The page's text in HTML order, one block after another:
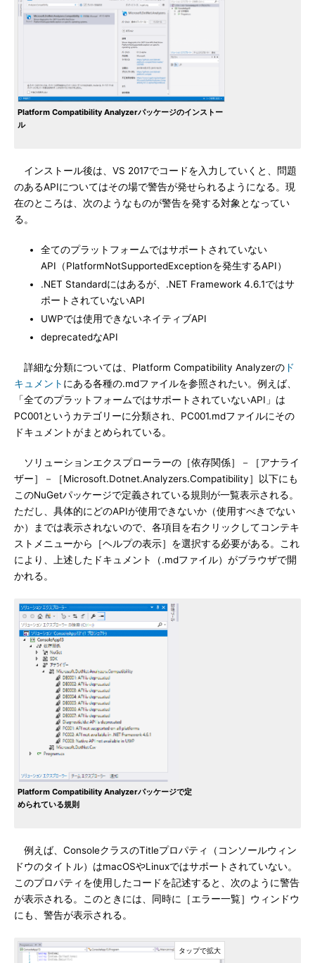
Platform Compatibility Analyzerパッケージのインストー
ル
インストール後は、VS 2017でコードを入力していくと、問題
のあるAPIについてはその場で警告が発せられるようになる。現
在のところは、次のようなものが警告を発する対象となってい
る。
全てのプラットフォームではサポートされていない
API（PlatformNotSupportedExceptionを発生するAPI）
.NET Standardにはあるが、.NET Framework 4.6.1ではサ
ポートされていないAPI
UWPでは使用できないネイティブAPI
deprecatedなAPI
詳細な分類については、Platform Compatibility Analyzerの ド
キュメント にある各種の.mdファイルを参照されたい。例えば、
「全てのプラットフォームではサポートされていないAPI」は
PC001というカテゴリーに分類され、PC001.mdファイルにその
ドキュメントがまとめられている。
ソリューションエクスプローラーの［依存関係］－［アナライ
ザー］－［Microsoft.Dotnet.Analyzers.Compatibility］以下にも
このNuGetパッケージで定義されている規則が一覧表示される。
ただし、具体的にどのAPIが使用できないか（使用すべきでない
か）までは表示されないので、各項目を右クリックしてコンテキ
ストメニューから［ヘルプの表示］を選択する必要がある。これ
により、上述したドキュメント（.mdファイル）がブラウザで開
かれる。
Platform Compatibility Analyzerパッケージで定
められている規則
例えば、ConsoleクラスのTitleプロパティ（コンソールウィン
ドウのタイトル）はmacOSやLinuxではサポートされていない。
このプロパティを使用したコードを記述すると、次のように警告
が表示される。このときには、同時に［エラー一覧］ウィンドウ
にも、警告が表示される。